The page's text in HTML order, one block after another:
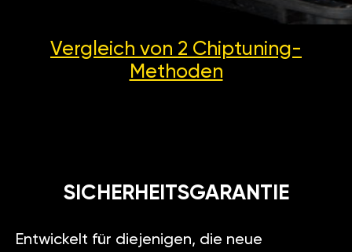
Vergleich von 2 Chiptuning-
Methoden
SICHERHEITSGARANTIE
Entwickelt für diejenigen, die neue